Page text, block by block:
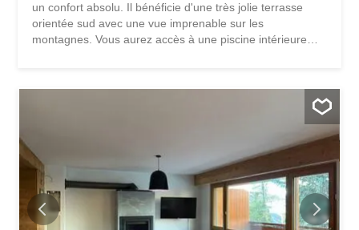
un confort absolu. Il bénéficie d'une très jolie terrasse
orientée sud avec une vue imprenable sur les
montagnes. Vous aurez accès à une piscine intérieure
résidence. il se compose comme suit : 1 couloir d'entrée
1 salle de bain avec machine à laver 1 cuisine équipée 1